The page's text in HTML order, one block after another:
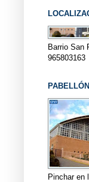
Barrio San
965803163
PABELLÓN
Pinchar en